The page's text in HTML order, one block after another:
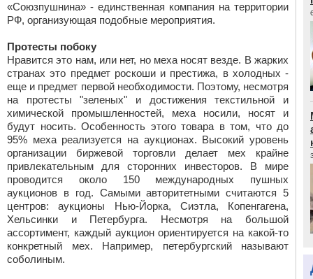
«Союзпушнина» - единственная компания на территории
РФ, организующая подобные мероприятия.
Протесты побоку
Нравится это нам, или нет, но меха носят везде. В жарких
странах это предмет роскоши и престижа, в холодных -
еще и предмет первой необходимости. Поэтому, несмотря
на протесты "зеленых" и достижения текстильной и
химической промышленностей, меха носили, носят и
будут носить. Особенность этого товара в том, что до
95% меха реализуется на аукционах. Высокий уровень
организации биржевой торговли делает мех крайне
привлекательным для сторонних инвесторов. В мире
проводится около 150 международных пушных
аукционов в год. Самыми авторитетными считаются 5
центров: аукционы Нью-Йорка, Сиэтла, Копенгагена,
Хельсинки и Петербурга. Несмотря на большой
ассортимент, каждый аукцион ориентируется на какой-то
конкретный мех. Например, петербургский называют
соболиным.